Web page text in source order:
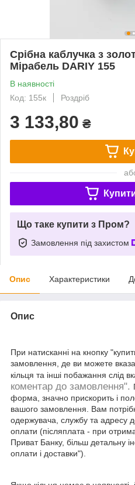
Срібна каблучка з
Мірабель DARIY 155
В наявності
Код: 155к
Роздріб
3 133,80 ₴
Що таке купити з Пром?
Замовлення під захистом
Опис Характеристики
Опис
При натисканні на кнопку
замовлення, де ви можете
кільця та інші побажання слід
коментар до замовлення".
форма, значно прискорить і
вашого замовлення. Вам
одержувача, службу та адресу
оплати (післяплата - при
Приват Банку, більш детальну
оплати і доставки").